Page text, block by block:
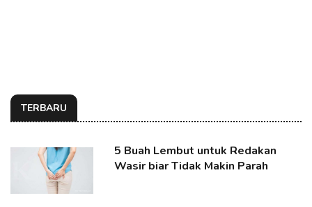
TERBARU
5 Buah Lembut untuk Redakan
Wasir biar Tidak Makin Parah